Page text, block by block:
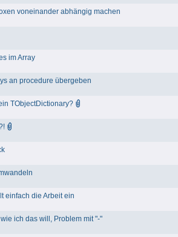
voneinander abhängig machen
im Array
an procedure übergeben
TObjectDictionary?
einfach die Arbeit ein
ich das will, Problem mit "-"